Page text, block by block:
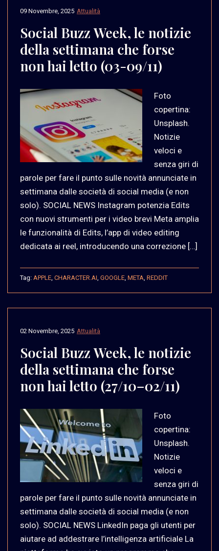
Attualità
09 Novembre, 2025
Social Buzz Week, le notizie
della settimana che forse
non hai letto (03-09/11)
Foto
copertina:
Unsplash.
Notizie
veloci e
senza giri di
parole per fare il punto sulle novità annunciate in
settimana dalle società di social media (e non
solo). SOCIAL NEWS Instagram potenzia Edits
con nuovi strumenti per i video brevi Meta amplia
le funzionalità di Edits, l’app di video editing
dedicata ai reel, introducendo una correzione […]
Tag: APPLE CHARACTER.AI GOOGLE META REDDIT
Attualità
02 Novembre, 2025
Social Buzz Week, le notizie
della settimana che forse
non hai letto (27/10–02/11)
Foto
copertina:
Unsplash.
Notizie
veloci e
senza giri di
parole per fare il punto sulle novità annunciate in
settimana dalle società di social media (e non
solo). SOCIAL NEWS LinkedIn paga gli utenti per
aiutare ad addestrare l’intelligenza artificiale La